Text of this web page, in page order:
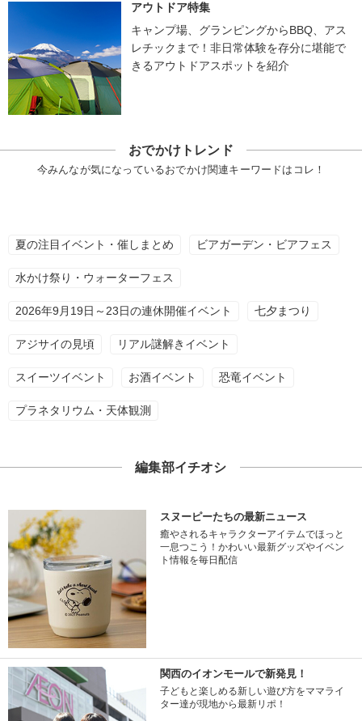
アウトドア特集
キャンプ場、グランピングからBBQ、アス
レチックまで！非日常体験を存分に堪能で
きるアウトドアスポットを紹介
おでかけトレンド
今みんなが気になっているおでかけ関連キーワードはコレ！
夏の注目イベント・催しまとめ ビアガーデン・ビアフェス
水かけ祭り・ウォーターフェス
2026年9月19日～23日の連休開催イベント 七夕まつり
アジサイの見頃 リアル謎解きイベント
スイーツイベント お酒イベント 恐竜イベント
プラネタリウム・天体観測
編集部イチオシ
スヌーピーたちの最新ニュース
癒やされるキャラクターアイテムでほっと
一息つこう！かわいい最新グッズやイベン
ト情報を毎日配信
関西のイオンモールで新発見！
子どもと楽しめる新しい遊び方をママライ
ター達が現地から最新リポ！